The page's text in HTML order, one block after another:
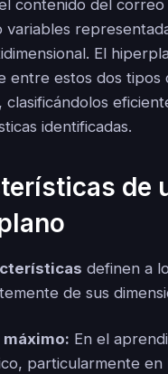
contenido del
variables
El
entre estos dos tipos
clasificándolos
identificadas.
de
definen a
de sus
En el
particularmente en